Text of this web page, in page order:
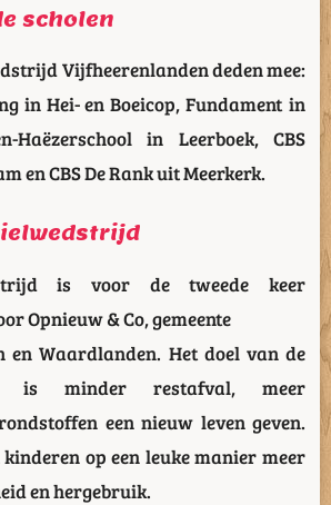
scholen
Vijfheerenlanden deden mee:
in Hei- en Boeicop, Fundament in
Haëzerschool in Leerboek, CBS
en CBS De Rank uit Meerkerk.
is voor de tweede keer
Opnieuw & Co, gemeente
en Waardlanden. Het doel van de
is minder restafval, meer
een nieuw leven geven.
op een leuke manier meer
en hergebruik.